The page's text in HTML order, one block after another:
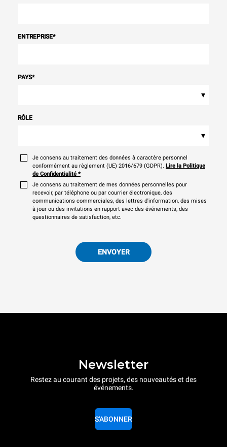
ENTREPRISE*
PAYS*
▾
RÔLE
▾
Je consens au traitement des données à caractère personnel
conformément au règlement (UE) 2016/679 (GDPR). Lire la Politique
de Confidentialité *
Je consens au traitement de mes données personnelles pour
recevoir, par téléphone ou par courrier électronique, des
communications commerciales, des lettres d'information, des mises
à jour ou des invitations en rapport avec des événements, des
questionnaires de satisfaction, etc.
ENVOYER
Newsletter
Restez au courant des projets, des nouveautés et des
événements.
S'ABONNER